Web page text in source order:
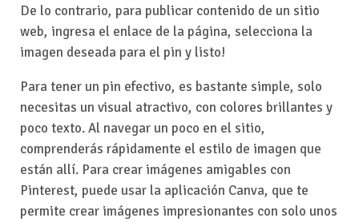
De lo contrario, para publicar contenido de un sitio
web, ingresa el enlace de la página, selecciona la
imagen deseada para el pin y listo!
Para tener un pin efectivo, es bastante simple, solo
necesitas un visual atractivo, con colores brillantes y
poco texto. Al navegar un poco en el sitio,
comprenderás rápidamente el estilo de imagen que
están allí. Para crear imágenes amigables con
Pinterest, puede usar la aplicación Canva, que te
permite crear imágenes impresionantes con solo unos